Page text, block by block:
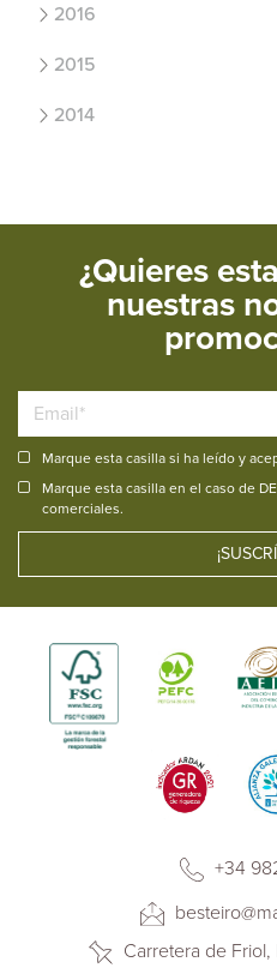
2016
2015
2014
¿Quieres
nuestras
Marque esta casilla si ha leído y
Marque esta casilla en el caso de
comerciales.
+34
Carretera de Friol,